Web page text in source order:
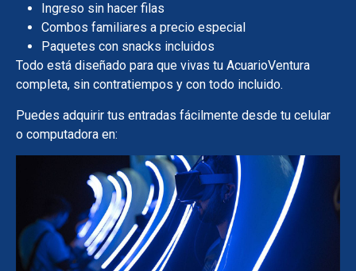
Ingreso sin hacer filas
Combos familiares a precio especial
Paquetes con snacks incluidos
Todo está diseñado para que vivas tu AcuarioVentura
completa, sin contratiempos y con todo incluido.
Puedes adquirir tus entradas fácilmente desde tu celular
o computadora en: